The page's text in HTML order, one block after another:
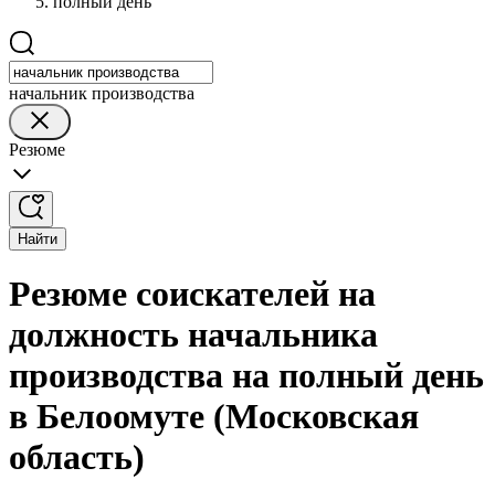
начальник производства
Резюме
Найти
Резюме соискателей на
должность начальника
производства на полный день
в Белоомуте (Московская
область)